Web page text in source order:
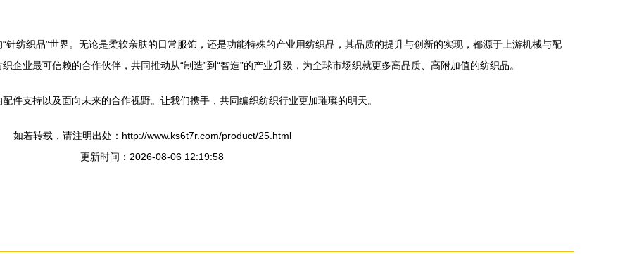
纺织品”世界。无论是柔软亲肤的日常服饰，还是功能特殊的产业用纺织品，其品质的提升与创新的实现，都源于上游机械与配
业最可信赖的合作伙伴，共同推动从“制造”到“智造”的产业升级，为全球市场织就更多高品质、高附加值的纺织品。
件支持以及面向未来的合作视野。让我们携手，共同编织纺织行业更加璀璨的明天。
如若转载，请注明出处：http://www.ks6t7r.com/product/25.html
更新时间：2026-08-06 12:19:58